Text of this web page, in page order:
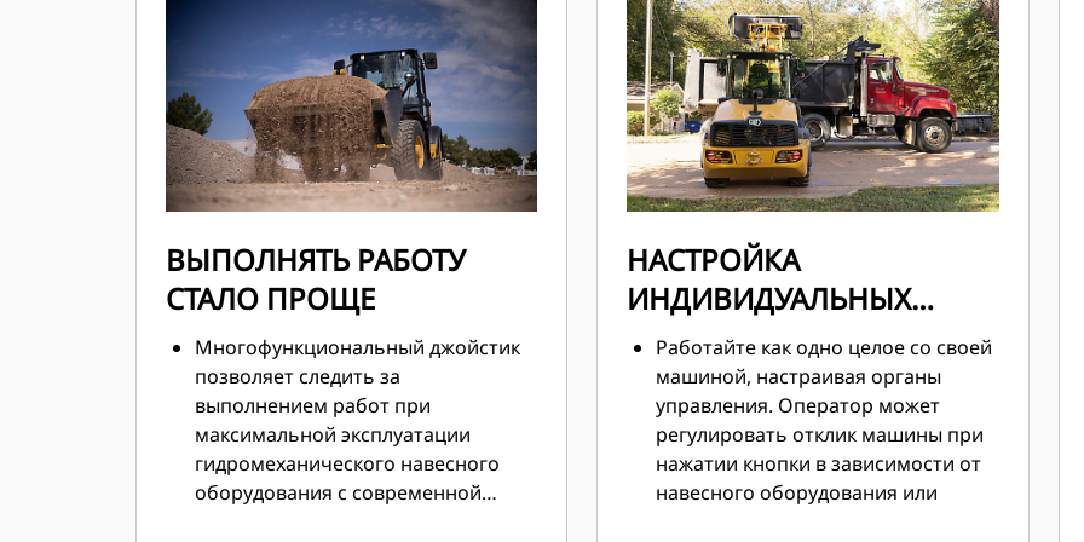
соответствует стандарту Stage IIIA ЕС
(EPA Tier 3 США) или стандарту Stage V
ЕС (EPA Tier 4 Final США) с модулем
очистки отработавших газов от
токсичных веществ,
предназначенным для
автоматической работы, что
выполняемом задании.
нейтрального положения или
заднего хода (FNR), активируемые
выключателем блокировка
дифференциала и постоянный
поток. Также доступен
дополнительный джойстик для
управления четвертой функцией.
кнопками для специальных
настроек, облегчающих
управление рычажным
механизмом и силовой передачей
для улучшения комфорта и
безопасности оператора.
ВЫПОЛНЯТЬ РАБОТУ
СТАЛО ПРОЩЕ
Многофункциональный джойстик
позволяет следить за
выполнением работ при
максимальной эксплуатации
гидромеханического навесного
оборудования с современной
НАСТРОЙКА
ИНДИВИДУАЛЬНЫХ
ПАРАМЕТРОВ
Работайте как одно целое со своей
машиной, настраивая органы
управления. Оператор может
регулировать отклик машины при
нажатии кнопки в зависимости от
навесного оборудования или